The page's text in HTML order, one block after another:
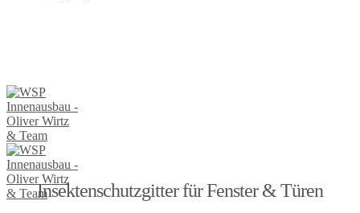
Insektenschutzgitter für Fenster & Türen